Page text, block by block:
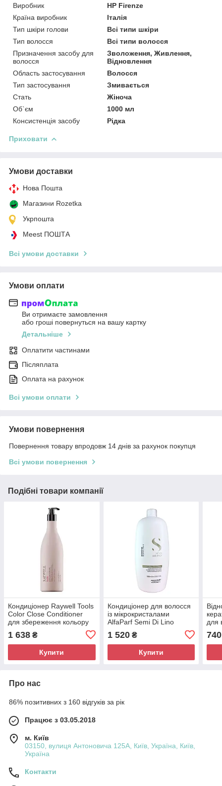
Виробник
HP Firenze
Країна виробник
Італія
Тип шкіри голови
Всі типи шкіри
Тип волосся
Всі типи волосся
Призначення засобу для
волосся
Зволоження, Живлення,
Відновлення
Область застосування
Волосся
Тип застосування
Змивається
Стать
Жіноча
Об`єм
1000 мл
Консистенція засобу
Рідка
Приховати
Умови доставки
Нова Пошта
Магазини Rozetka
Укрпошта
Meest ПОШТА
Всі умови доставки
Умови оплати
Ви отримаєте замовлення
або гроші повернуться на вашу картку
Детальніше
Оплатити частинами
Післяплата
Оплата на рахунок
Всі умови оплати
Умови повернення
Повернення товару впродовж 14 днів за рахунок покупця
Всі умови повернення
Подібні товари компанії
Кондиціонер Raywell Tools
Color Close Conditioner
для збереження кольору
1000 мл (RR513)
1 638 ₴
Купити
Кондиціонер для волосся
із мікрокристалами
AlfaParf Semi Di Lino
Conditioner, 1000 мл
(Alf42)
1 520₴
Купити
для
740
Про нас
86% позитивних з 160 відгуків за рік
Працює з 03.05.2018
м. Київ
03150, вулиця Антоновича 125А, Київ, Україна, Київ,
Україна
Контакти